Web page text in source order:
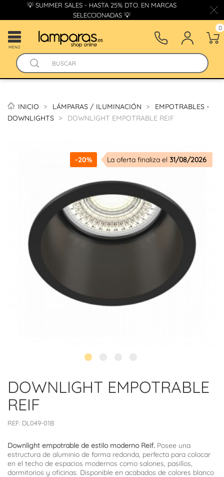
💡 SUMMER SALES - HASTA 25% DTO. EN MARCAS
SELECCIONADAS 💡
MENÚ
0
INICIO LÁMPARAS / ILUMINACIÓN
EMPOTRABLES -
DOWNLIGHTS
DOWNLIGHT EMPOTRABLE REIF
-20% La oferta finaliza el 31/08/2026
DOWNLIGHT EMPOTRABLE
REIF
REF: DL049-01B
Downlight empotrable de estilo moderno Reif. Posee una
estructura de aluminio de forma redonda, perfecta para colocar
en el techo de espacios modernos como salones, pasillos,
dormitorios y oficinas. Disponible en acabados de colores blanco